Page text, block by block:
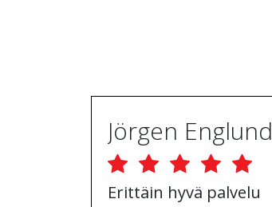
Jörgen Englund
Erittäin hyvä palvelu